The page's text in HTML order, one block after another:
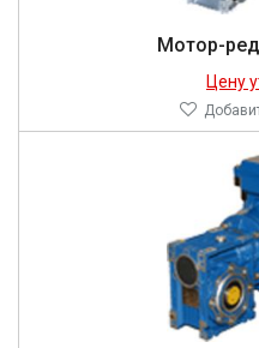
Мотор-
Цену